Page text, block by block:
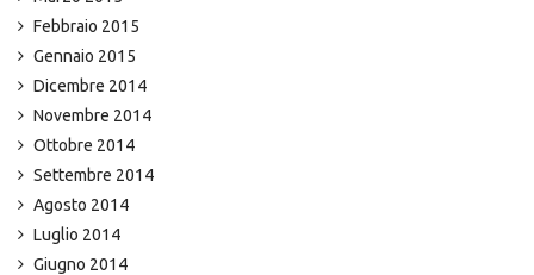
Febbraio 2015
Gennaio 2015
Dicembre 2014
Novembre 2014
Ottobre 2014
Settembre 2014
Agosto 2014
Luglio 2014
Giugno 2014